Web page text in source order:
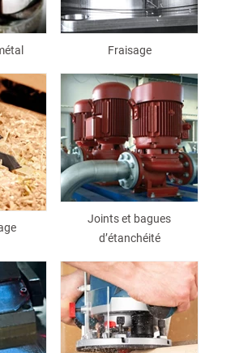
Fraisage
Joints et bagues
d’étanchéité